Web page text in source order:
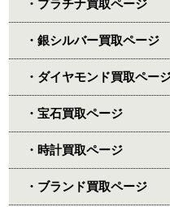
・プラチナ買取ページ
・銀シルバー買取ページ
・ダイヤモンド買取ペー
・宝石買取ページ
・時計買取ページ
・ブランド買取ページ